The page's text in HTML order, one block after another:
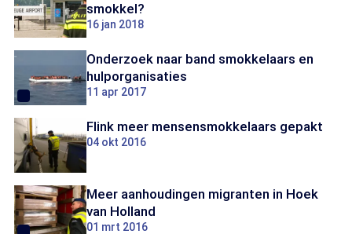
smokkel?
16 jan 2018
Onderzoek naar band smokkelaars en
hulporganisaties
11 apr 2017
Flink meer mensensmokkelaars gepakt
04 okt 2016
Meer aanhoudingen migranten in Hoek
van Holland
01 mrt 2016